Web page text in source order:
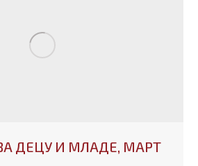
ДЕЦУ И МЛАДЕ, МАРТ